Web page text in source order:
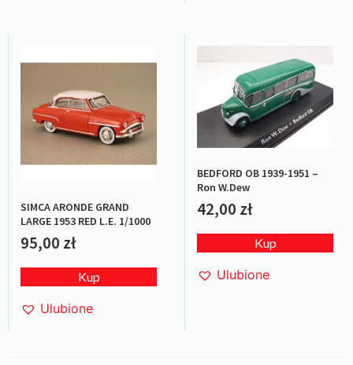
SIMCA ARONDE GRAND
LARGE 1953 RED L.E. 1/1000
95,00 zł
Kup
Ulubione
BEDFORD OB 1939-1951 –
Ron W.Dew
42,00 zł
Kup
Ulubione